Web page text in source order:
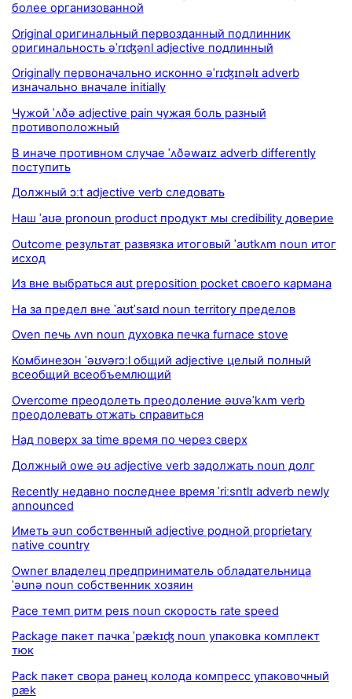
более организованной
Original оригинальный первозданный подлинник
оригинальность əˈrɪʤənl adjective подлинный
Originally первоначально исконно əˈrɪʤɪnəlɪ adverb
изначально вначале initially
Чужой ˈʌðə adjective pain чужая боль разный
противоположный
В иначе противном случае ˈʌðəwaɪz adverb differently
поступить
Должный ɔːt adjective verb следовать
Наш ˈaʊə pronoun product продукт мы credibility доверие
Outcome результат развязка итоговый ˈaʊtkʌm noun итог
исход
Из вне выбраться aʊt preposition pocket своего кармана
На за предел вне ˈaʊtˈsaɪd noun territory пределов
Oven печь ʌvn noun духовка печка furnace stove
Комбинезон ˈəʊvərɔːl общий adjective целый полный
всеобщий всеобъемлющий
Overcome преодолеть преодоление əʊvəˈkʌm verb
преодолевать отжать справиться
Над поверх за time время по через сверх
Должный owe əʊ adjective verb задолжать noun долг
Recently недавно последнее время ˈriːsntlɪ adverb newly
announced
Иметь əʊn собственный adjective родной proprietary
native country
Owner владелец предприниматель обладательница
ˈəʊnə noun собственник хозяин
Pace темп ритм peɪs noun скорость rate speed
Package пакет пачка ˈpækɪʤ noun упаковка комплект
тюк
Pack пакет свора ранец колода компресс упаковочный
pæk